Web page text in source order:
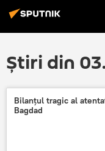
Știri din
Bilanţul tragic al
Bagdad